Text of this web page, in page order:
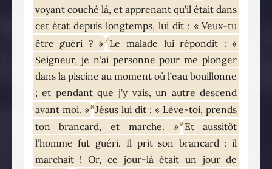
voyant couché là, et apprenant qu’il était dans
cet état depuis longtemps, lui dit : « Veux-tu
être guéri ? »7 Le malade lui répondit : «
Seigneur, je n’ai personne pour me plonger
dans la piscine au moment où l’eau bouillonne
; et pendant que j’y vais, un autre descend
avant moi. »8Jésus lui dit : « Lève-toi, prends
ton brancard, et marche. »9 Et aussitôt
l’homme fut guéri. Il prit son brancard : il
marchait ! Or, ce jour-là était un jour de